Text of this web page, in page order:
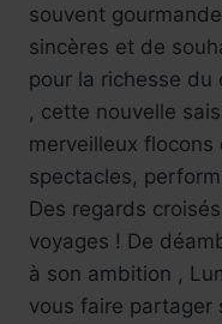
souvent
sincères et de
pour la richesse du
, cette nouvelle
merveilleux
spectacles,
Des regards
voyages ! De
à son ambition ,
vous faire